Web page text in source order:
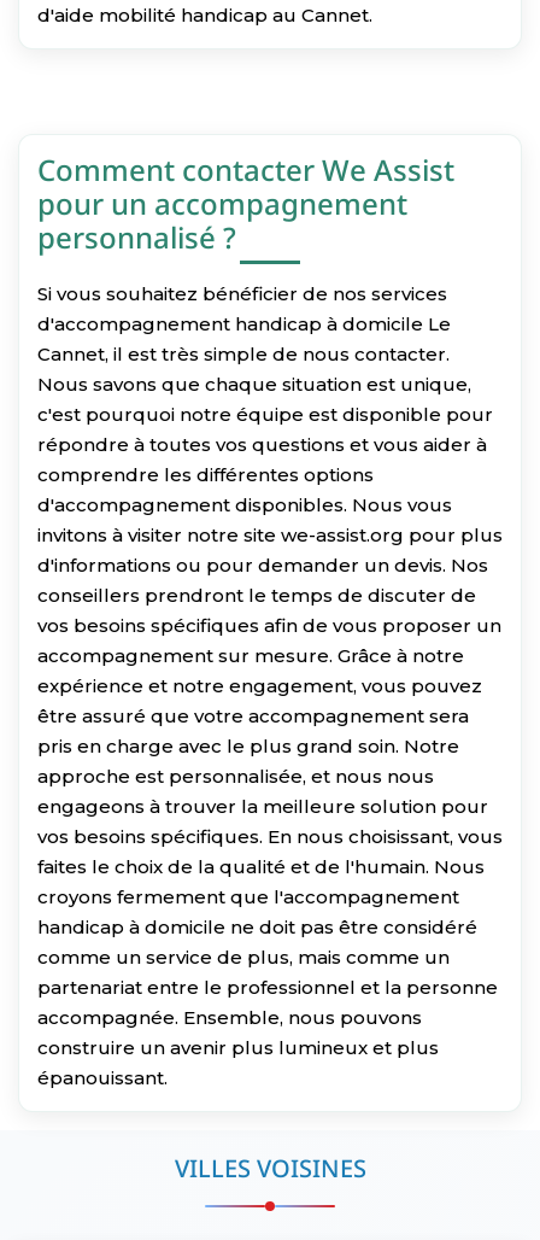
d'aide mobilité handicap au Cannet.
Comment contacter We Assist
pour un accompagnement
personnalisé ?
Si vous souhaitez bénéficier de nos services
d'accompagnement handicap à domicile Le
Cannet, il est très simple de nous contacter.
Nous savons que chaque situation est unique,
c'est pourquoi notre équipe est disponible pour
répondre à toutes vos questions et vous aider à
comprendre les différentes options
d'accompagnement disponibles. Nous vous
invitons à visiter notre site we-assist.org pour plus
d'informations ou pour demander un devis. Nos
conseillers prendront le temps de discuter de
vos besoins spécifiques afin de vous proposer un
accompagnement sur mesure. Grâce à notre
expérience et notre engagement, vous pouvez
être assuré que votre accompagnement sera
pris en charge avec le plus grand soin. Notre
approche est personnalisée, et nous nous
engageons à trouver la meilleure solution pour
vos besoins spécifiques. En nous choisissant, vous
faites le choix de la qualité et de l'humain. Nous
croyons fermement que l'accompagnement
handicap à domicile ne doit pas être considéré
comme un service de plus, mais comme un
partenariat entre le professionnel et la personne
accompagnée. Ensemble, nous pouvons
construire un avenir plus lumineux et plus
épanouissant.
VILLES VOISINES